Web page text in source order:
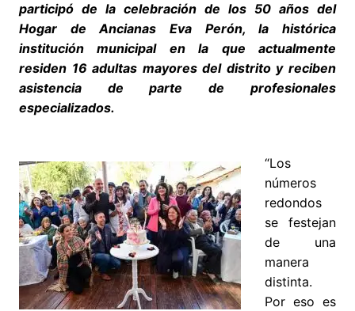
participó de la celebración de los 50 años del
Hogar de Ancianas Eva Perón, la histórica
institución municipal en la que actualmente
residen 16 adultas mayores del distrito y reciben
asistencia de parte de profesionales
especializados.
“Los
números
redondos
se festejan
de una
manera
distinta.
Por eso es